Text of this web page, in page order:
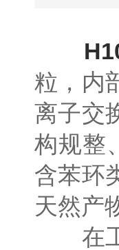
粒，内
离子交
构规整
含苯环
天然产
在工